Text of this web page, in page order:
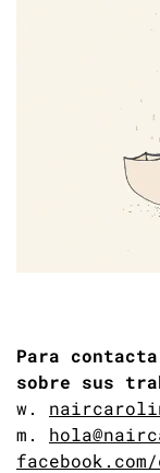
Para
sobre sus
w.
m.